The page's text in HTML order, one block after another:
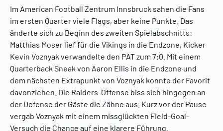
Im American Football Zentrum Innsbruck sahen die Fans
im ersten Quarter viele Flags, aber keine Punkte. Das
änderte sich zu Beginn des zweiten Spielabschnitts:
Matthias Moser lief für die Vikings in die Endzone, Kicker
Kevin Voznyak verwandelte den PAT zum 7:0. Mit einem
Quarterback Sneak von Aaron Ellis in die Endzone und
dem nächsten Extrapunkt von Voznyak konnte der Favorit
davonziehen. Die Raiders-Offense biss sich hingegen an
der Defense der Gäste die Zähne aus. Kurz vor der Pause
vergab Voznyak mit einem missglückten Field-Goal-
Versuch die Chance auf eine klarere Führung.